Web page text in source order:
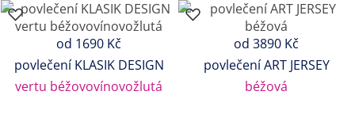
od 1690 Kč
povlečení KLASIK DESIGN
vertu béžovovínovožlutá
od 3890 Kč
povlečení ART JERSEY
béžová